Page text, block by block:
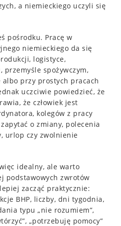
a niemieckiego uczyli się
pośrodku. Pracę w
niemieckiego da się
logistyce,
przemyśle spożywczym,
przy prostych pracach
uczciwie powiedzieć, że
że człowiek jest
kolegów z pracy
o zmiany, polecenia
urlop czy zwolnienie
idealny, ale warto
podstawowych zwrotów
zacząć praktycznie:
BHP, liczby, dni tygodnia,
typu „nie rozumiem”,
„potrzebuję pomocy”